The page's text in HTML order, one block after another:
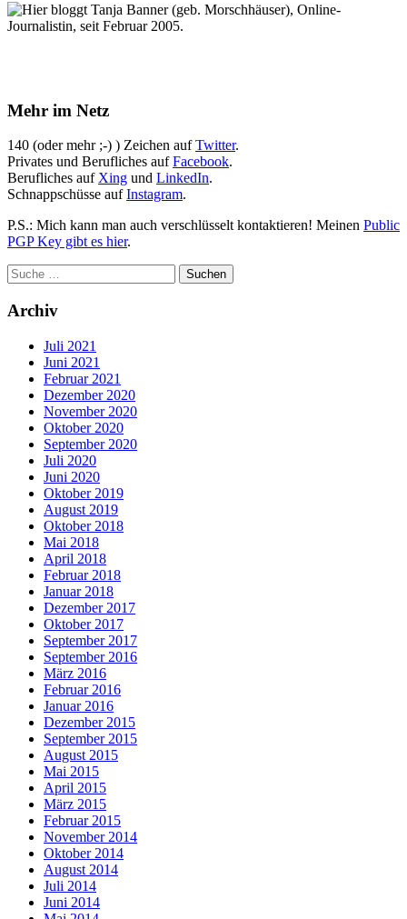
Hier bloggt Tanja Banner (geb. Morschhäuser), Online-
Journalistin, seit Februar 2005.
Mehr im Netz
140 (oder mehr ;-) ) Zeichen aufTwitter.
Privates und Berufliches aufFacebook.
Berufliches auf Xing und LinkedIn.
Schnappschüsse aufInstagram.
P.S.: Mich kann man auch verschlüsselt kontaktieren! Meinen Public
PGP Key gibt es hier.
Archiv
Juli 2021
Juni 2021
Februar 2021
Dezember 2020
November 2020
Oktober 2020
September 2020
Juli 2020
Juni 2020
Oktober 2019
August 2019
Oktober 2018
Mai 2018
April 2018
Februar 2018
Januar 2018
Dezember 2017
Oktober 2017
September 2017
September 2016
März 2016
Februar 2016
Januar 2016
Dezember 2015
September 2015
August 2015
Mai 2015
April 2015
März 2015
Februar 2015
November 2014
Oktober 2014
August 2014
Juli 2014
Juni 2014